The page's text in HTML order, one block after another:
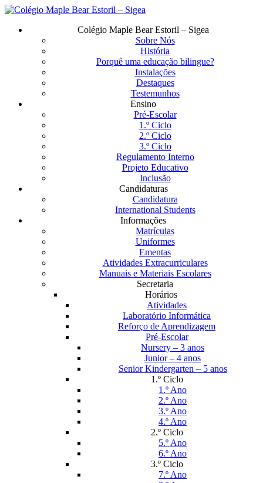
Saltar
Menu
Colégio Maple Bear Estoril – Sigea
Sobre Nós
História
Porquê uma educação bilingue?
Instalações
Destaques
Testemunhos
Ensino
Pré-Escolar
1.º Ciclo
2.º Ciclo
3.º Ciclo
Regulamento Interno
Projeto Educativo
Inclusão
Candidaturas
Candidatura
International Students
Informações
Matrículas
Uniformes
Ementas
Atividades Extracurriculares
Manuais e Materiais Escolares
Secretaria
Horários
Atividades
Laboratório Informática
Reforço de Aprendizagem
Pré-Escolar
Nursery – 3 anos
Junior – 4 anos
Senior Kindergarten – 5 anos
1.º Ciclo
1.º Ano
2.º Ano
3.º Ano
4.º Ano
2.º Ciclo
5.º Ano
6.º Ano
3.º Ciclo
7.º Ano